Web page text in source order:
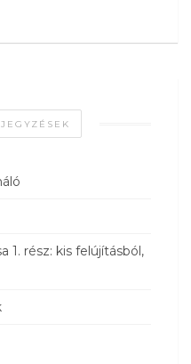
1. rész: kis felújításból,